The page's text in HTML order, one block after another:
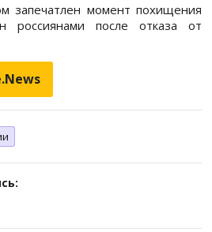
запечатлен момент похищения
после отказа от